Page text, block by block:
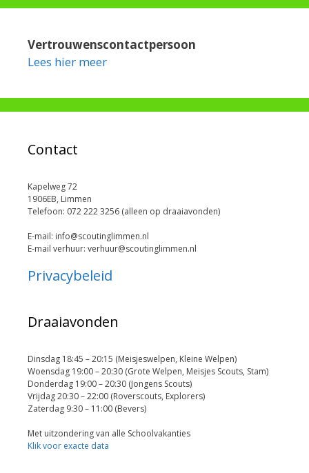
Vertrouwenscontactpersoon
Lees hier meer
Contact
Kapelweg 72
1906EB, Limmen
Telefoon: 072 222 3256 (alleen op draaiavonden)
E-mail: info@scoutinglimmen.nl
E-mail verhuur: verhuur@scoutinglimmen.nl
Privacybeleid
Draaiavonden
Dinsdag 18:45 – 20:15 (Meisjeswelpen, Kleine Welpen)
Woensdag 19:00 – 20:30 (Grote Welpen, Meisjes Scouts, Stam)
Donderdag 19:00 – 20:30 (Jongens Scouts)
Vrijdag 20:30 – 22:00 (Roverscouts, Explorers)
Zaterdag 9:30 – 11:00 (Bevers)
Met uitzondering van alle Schoolvakanties
Klik voor exacte data